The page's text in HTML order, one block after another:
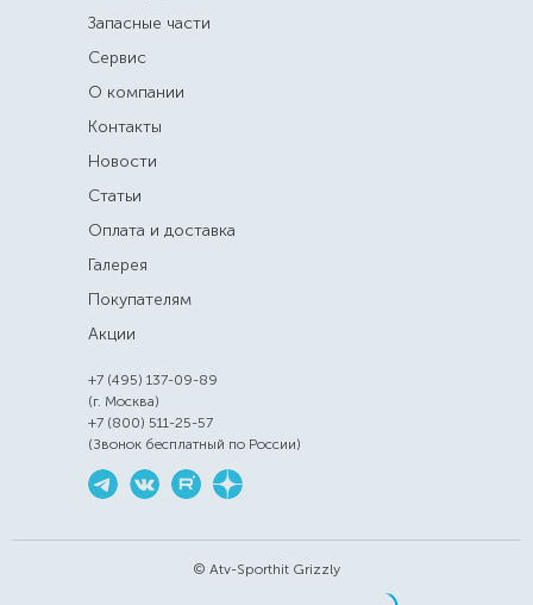
Запасные части
Сервис
О компании
Контакты
Новости
Статьи
Оплата и доставка
Галерея
Покупателям
Акции
+7 (495) 137-09-89
(г. Москва)
+7 (800) 511-25-57
(Звонок бесплатный по России)
© Atv-Sporthit Grizzly